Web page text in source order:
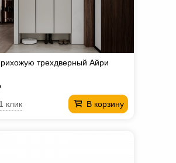
трехдверный Айри
В корзину
клик